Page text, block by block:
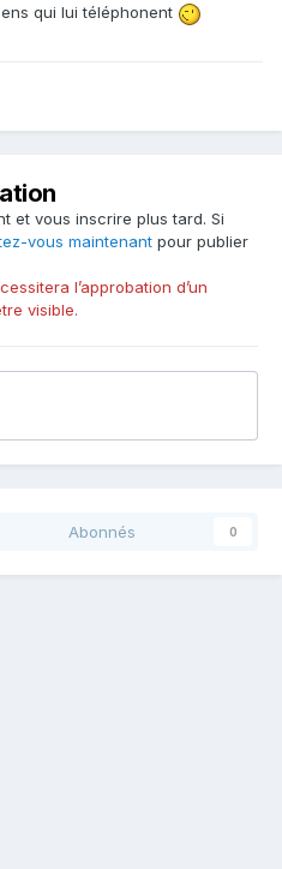
qui lui téléphonent
et vous inscrire plus tard. Si
vous maintenant pour publier
l’approbation d’un
visible.
Abonnés 0